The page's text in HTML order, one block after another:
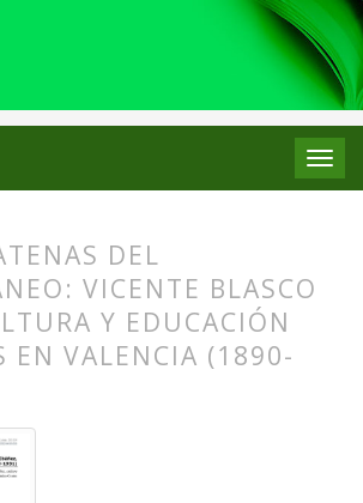
Reseñas bibliográficas
DEL
VICENTE BLASCO
Y EDUCACIÓN
EN VALENCIA (1890-